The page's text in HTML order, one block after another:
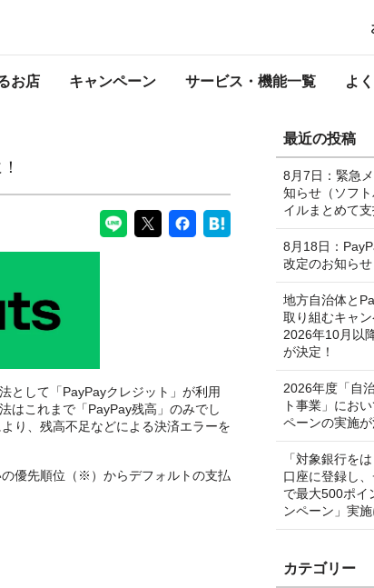
お店 キャンペーン サービス・機能一覧 よ
からのお知らせ
として「PayPayクレジット」が利用
はこれまで「PayPay残高」のみでし
り、残高不足などによる決済エラーを
優先順位（※）からデフォルトの支払
最近の投稿
8月7日：緊急
知らせ（ソフ
イルまとめて支
8月18日：
改定のお知らせ
地方自治体と
取り組むキャン
2026年10月以
が決定！
2026年度「自
ト事業」にお
ペーンの実施
「対象銀行を
口座に登録し
で最大500ポイ
ンペーン」実
カテゴリー